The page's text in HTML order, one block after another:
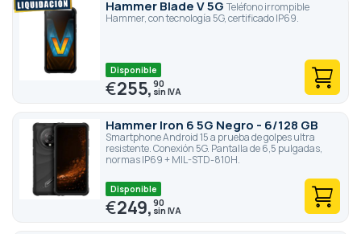
Hammer Blade V 5G Teléfono irrompible
Hammer, con tecnología 5G, certificado IP69.
Disponible
€255,90
Hammer Iron 6 5G Negro - 6/128 GB
Smartphone Android 15 a prueba de golpes ultra
resistente. Conexión 5G. Pantalla de 6,5 pulgadas,
normas IP69 + MIL-STD-810H.
Disponible
€249,90